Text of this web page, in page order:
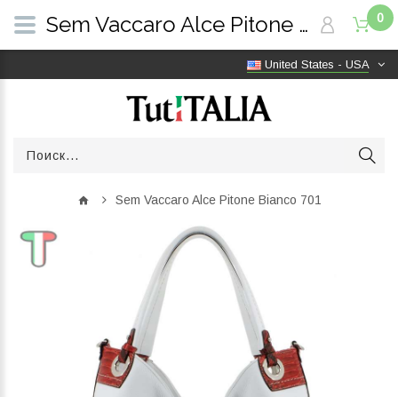
United States - USA
0
Sem Vaccaro Alce Pitone Bianco 701
Sem Vaccaro Alce Pitone Bianco 701 | TutITALIA